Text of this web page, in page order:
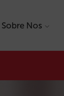
Sobre Nos